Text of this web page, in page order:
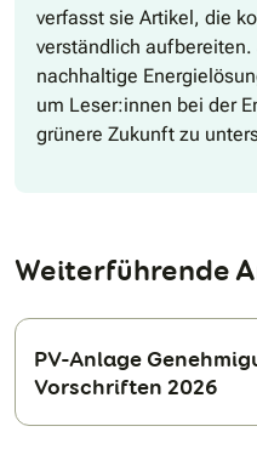
verfasst sie Artikel, die
verständlich
nachhaltige
um Leser:innen bei der
grünere Zukunft zu
Weiterführende
PV-Anlage
Vorschriften 2026